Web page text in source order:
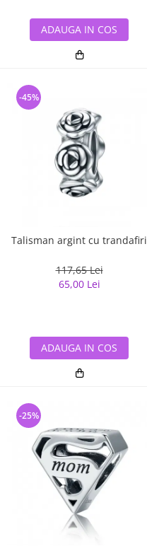
ADAUGA IN COS
Talisman argint cu trandafiri
117,65 Lei
65,00 Lei
-45%
ADAUGA IN COS
-25%